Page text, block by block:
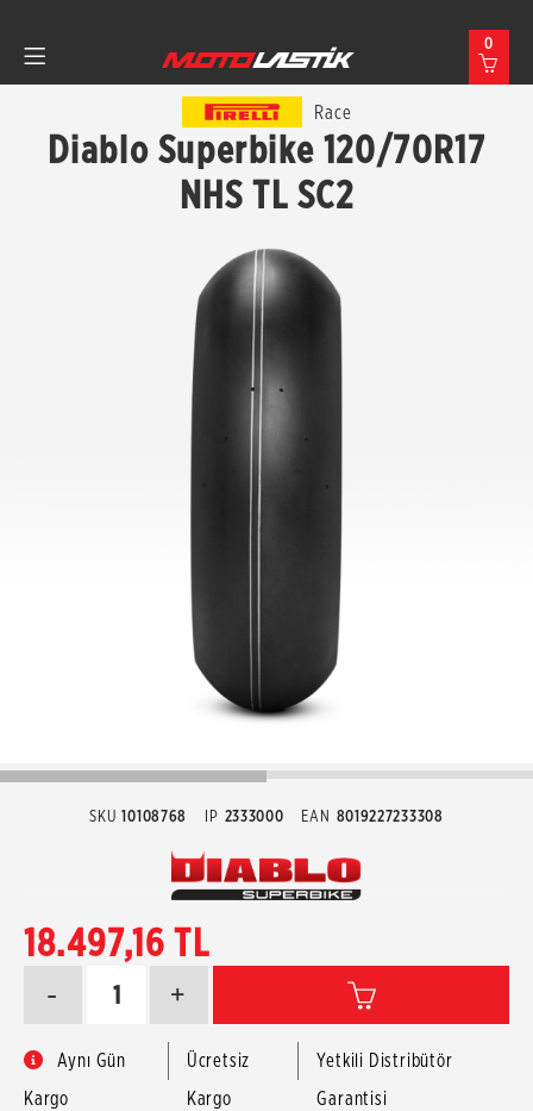
0
Race
Diablo Superbike 120/70R17
NHS TL SC2
SKU 10108768 IP 2333000 EAN 8019227233308
18.497,16 TL
+
-
Aynı Gün
Kargo
Ücretsiz
Kargo
Yetkili Distribütör
Garantisi